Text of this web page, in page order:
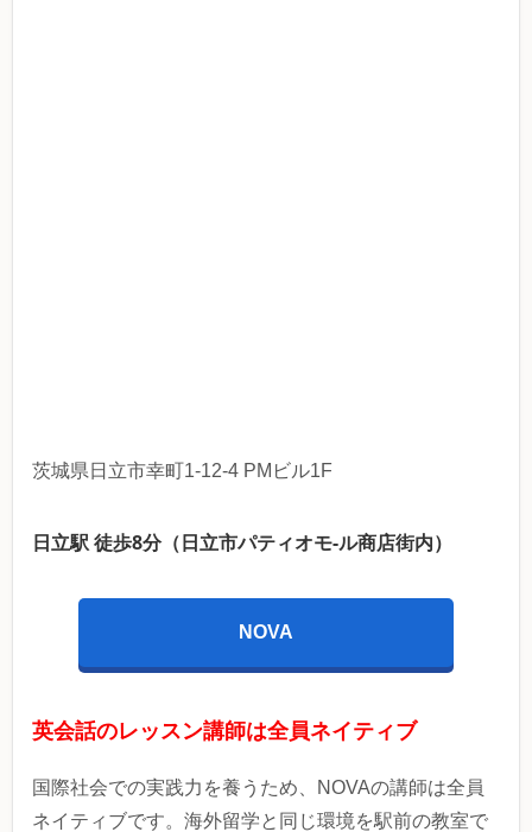
茨城県日立市幸町1-12-4 PMビル1F
日立駅 徒歩8分（日立市パティオモ-ル商店街内）
NOVA
英会話のレッスン講師は全員ネイティブ
国際社会での実践力を養うため、NOVAの講師は全員
ネイティブです。海外留学と同じ環境を駅前の教室で